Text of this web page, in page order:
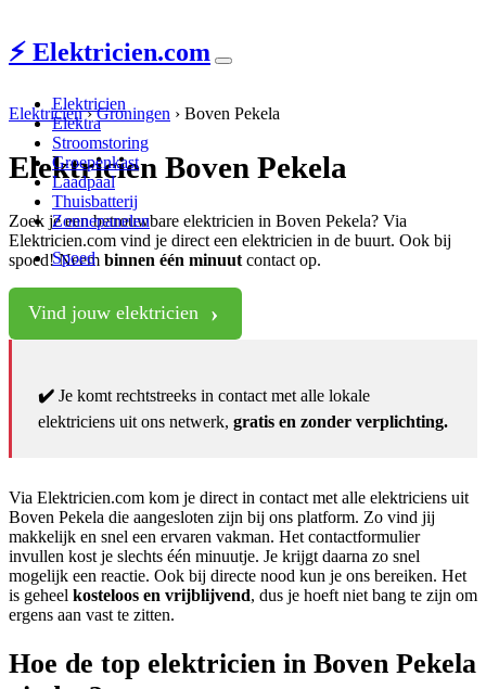
⚡ Elektricien.com
Elektricien
Elektra
Stroomstoring
Groepenkast
Laadpaal
Thuisbatterij
Zonnepanelen
Spoed
Elektricien›Groningen › Boven Pekela
Elektricien Boven Pekela
Zoek je een betrouwbare elektricien in Boven Pekela? Via
Elektricien.com vind je direct een elektricien in de buurt. Ook bij
spoed! Neem binnen één minuut contact op.
Vind jouw elektricien
✔️ Je komt rechtstreeks in contact met alle lokale
elektriciens uit ons netwerk,gratis en zonder verplichting.
Via Elektricien.com kom je direct in contact met alle elektriciens uit
Boven Pekela die aangesloten zijn bij ons platform. Zo vind jij
makkelijk en snel een ervaren vakman. Het contactformulier
invullen kost je slechts één minuutje. Je krijgt daarna zo snel
mogelijk een reactie. Ook bij directe nood kun je ons bereiken. Het
is geheel kosteloos en vrijblijvend, dus je hoeft niet bang te zijn om
ergens aan vast te zitten.
Hoe de top elektricien in Boven Pekela